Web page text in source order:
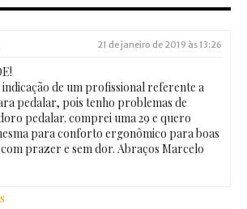
21 de janeiro de 2019 às 13:26
indicação de um profissional referente a
pedalar, pois tenho problemas de
pedalar. comprei uma 29 e quero
para conforto ergonômico para boas
prazer e sem dor. Abraços Marcelo